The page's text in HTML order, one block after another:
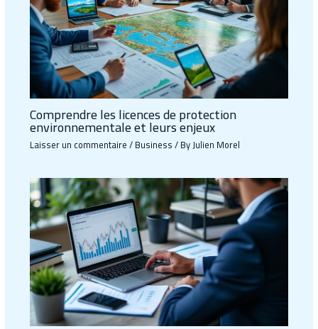
Comprendre les licences de protection
environnementale et leurs enjeux
Laisser un commentaire/Business/ ByJulien Morel